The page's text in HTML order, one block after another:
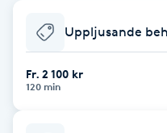
Babylights
Balayage
Uppljusande
Fr. 2 100 kr
120 min